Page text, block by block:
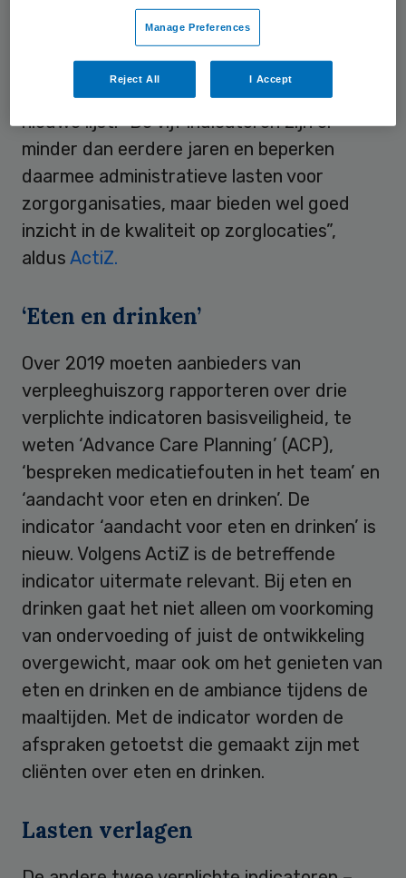
op voorspraak van de Stuurgroep
Kwaliteitskader Verpleeghuiszorg deze
week heeft vastgesteld.
Brancheorganisatie is content met de
nieuwe lijst. “De vijf indicatoren zijn er
minder dan eerdere jaren en beperken
daarmee administratieve lasten voor
zorgorganisaties, maar bieden wel goed
inzicht in de kwaliteit op zorglocaties”,
aldus ActiZ.
‘Eten en drinken’
Over 2019 moeten aanbieders van
verpleeghuiszorg rapporteren over drie
verplichte indicatoren basisveiligheid, te
weten ‘Advance Care Planning’ (ACP),
‘bespreken medicatiefouten in het team’ en
‘aandacht voor eten en drinken’. De
indicator ‘aandacht voor eten en drinken’ is
nieuw. Volgens ActiZ is de betreffende
indicator uitermate relevant. Bij eten en
drinken gaat het niet alleen om voorkoming
van ondervoeding of juist de ontwikkeling
overgewicht, maar ook om het genieten van
eten en drinken en de ambiance tijdens de
maaltijden. Met de indicator worden de
afspraken getoetst die gemaakt zijn met
cliënten over eten en drinken.
Lasten verlagen
Manage Preferences
Reject All I Accept